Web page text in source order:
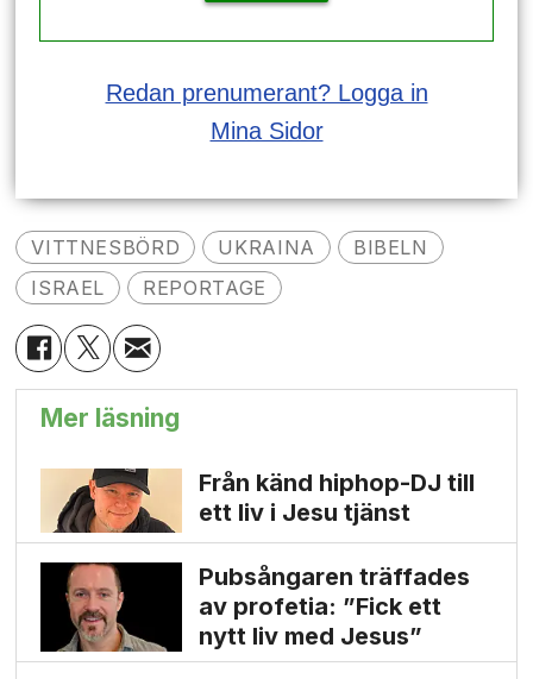
Redan prenumerant? Logga in
Mina Sidor
VITTNESBÖRD UKRAINA
BIBELN
ISRAEL
REPORTAGE
Mer läsning
Från känd hiphop-DJ till
ett liv i Jesu tjänst
Pubsångaren träffades
av profetia: ”Fick ett
nytt liv med Jesus”